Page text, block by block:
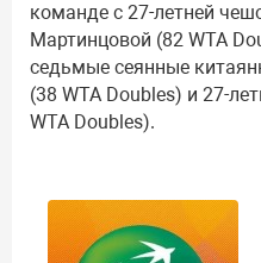
команде с 27-летней
Мартинцовой (82 WTA
седьмые сеянные
(38 WTA Doubles) и 27-
WTA Doubles).